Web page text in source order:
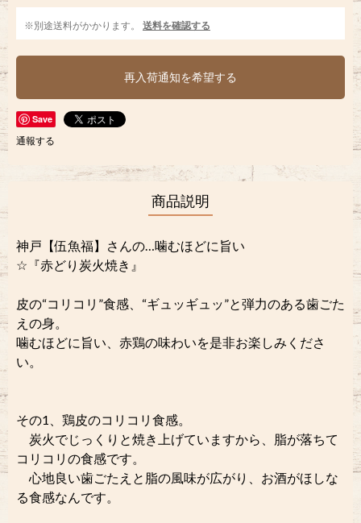
※別途送料がかかります。 送料を確認する
再入荷通知を希望する
Save
通報する
商品説明
神戸【伍魚福】さんの…噛むほどに旨い
☆『赤どり炭火焼き』
皮の“コリコリ”食感、“ギュッギュッ”と弾力のある歯ごた
えの身。
噛むほどに旨い、赤鶏の味わいを是非お楽しみくださ
い。
その1、鶏皮のコリコリ食感。
炭火でじっくりと焼き上げていますから、脂が落ちて
コリコリの食感です。
心地良い歯ごたえと脂の風味が広がり、お酒がほしな
る食感なんです。